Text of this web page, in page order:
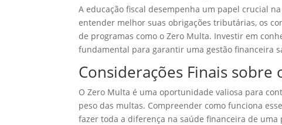
A educação fiscal desempenha um papel crucial
entender melhor suas obrigações tributárias, os
de programas como o Zero Multa. Investir em
fundamental para garantir uma gestão financeira
Considerações Finais sobre
O Zero Multa é uma oportunidade valiosa para
peso das multas. Compreender como funciona
fazer toda a diferença na saúde financeira de